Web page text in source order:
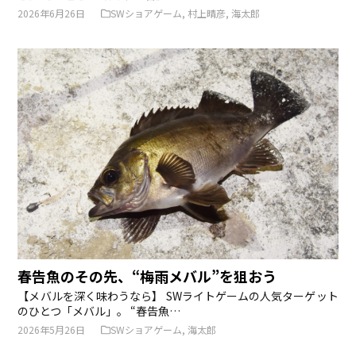
2026年6月26日 SWショアゲーム, 村上晴彦,海太郎
春告魚のその先、“梅雨メバル”を狙おう
【メバルを深く味わうなら】 SWライトゲームの人気ターゲット
のひとつ「メバル」。 “春告魚…
2026年5月26日 SWショアゲーム,海太郎